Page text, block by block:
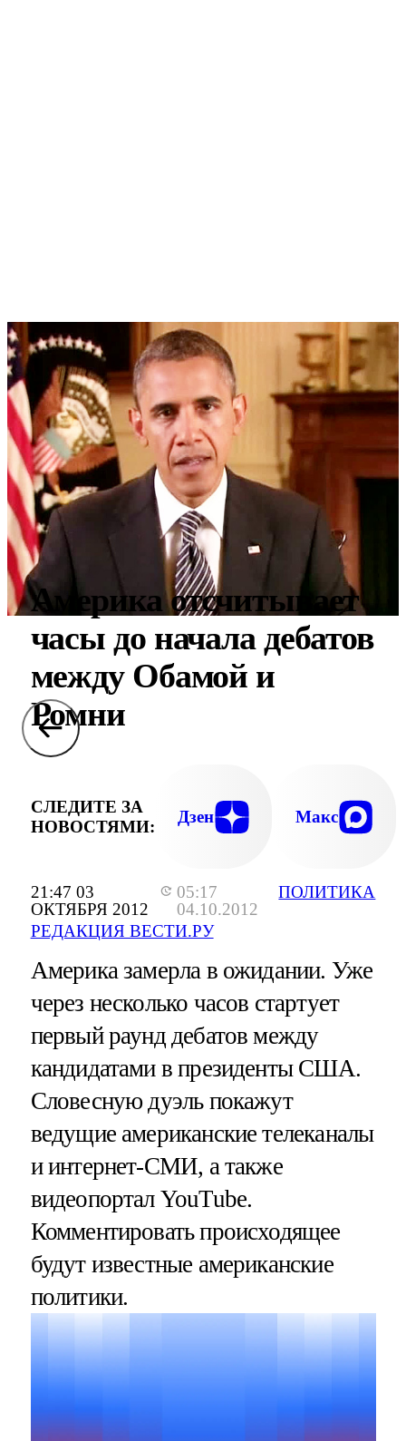
21:47 03
ОКТЯБРЯ 2012
05:17
04.10.2012
РЕДАКЦИЯ ВЕСТИ.РУ
ПОЛИТИКА
Америка отсчитывает
часы до начала дебатов
между Обамой и
Ромни
СЛЕДИТЕ ЗА
НОВОСТЯМИ:
Дзен Макс
Америка замерла в ожидании. Уже
через несколько часов стартует
первый раунд дебатов между
кандидатами в президенты США.
Словесную дуэль покажут
ведущие американские телеканалы
и интернет-СМИ, а также
видеопортал YouTube.
Комментировать происходящее
будут известные американские
политики.